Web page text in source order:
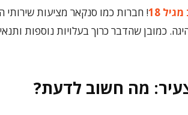
18
! חברות כמו סנקאר מציעות שירותי
כמובן שהדבר כרוך בעלויות נוספות
מה חשוב לדעת?